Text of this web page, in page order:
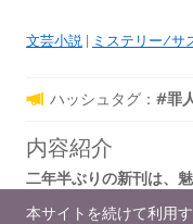
文芸小説 ミステリー/サ
ハッシュタグ： #罪
内容紹介
二年半ぶりの新刊は、
本格的デビュー前の〝
本サイトを続けて利用す